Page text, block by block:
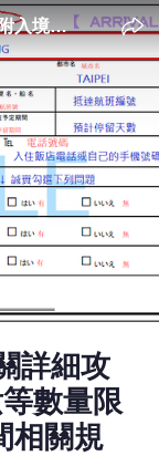
入境卡
情期間
詳細攻
數量限
相關規